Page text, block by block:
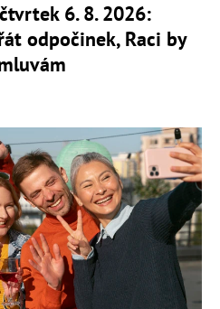
6. 8. 2026:
odpočinek, Raci by